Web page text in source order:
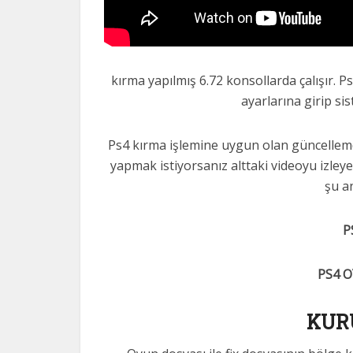
kırma yapılmış 6.72 konsollarda çalışır.
ayarlarına girip
Ps4 kırma işlemine uygun olan
yapmak istiyorsanız alttaki videoyu
şu
PS4